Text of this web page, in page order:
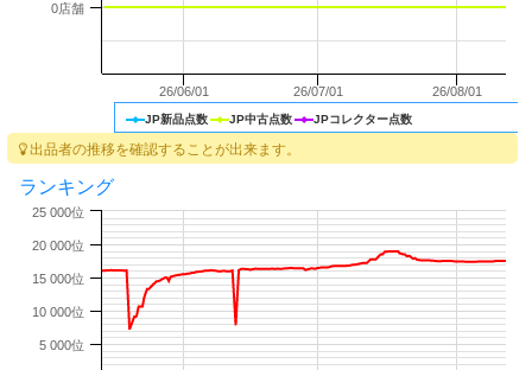
JP新品点数 JP中古点数 JPコレクター点数
26/06/01 26/07/01 26/08/01
0店舗
出品者の推移を確認することが出来ます。
ランキング
5 000位
10 000位
15 000位
20 000位
25 000位